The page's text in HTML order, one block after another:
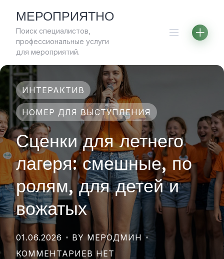
content
МЕРОПРИЯТНО
Поиск специалистов,
профессиональные услуги
для мероприятий.
ИНТЕРАКТИВ
НОМЕР ДЛЯ ВЫСТУПЛЕНИЯ
Сценки для летнего
лагеря: смешные, по
ролям, для детей и
вожатых
01.06.2026
BY МЕРОДМИН
КОММЕНТАРИЕВ НЕТ